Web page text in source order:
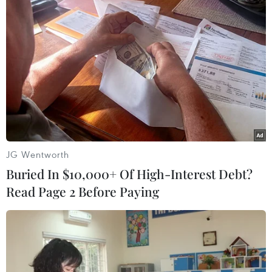
chủ trương của Đảng, Nhà nước, quân đội và
ủng hộ bộ đội hoàn thành nhiệm vụ./.
(TTXVN/Vietnam+)
JG Wentworth
Buried In $10,000+ Of High-Interest Debt?
Read Page 2 Before Paying